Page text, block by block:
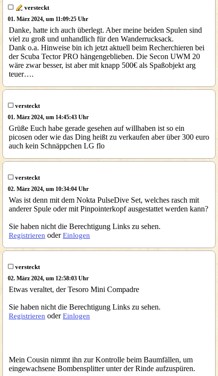
versteckt
01. März 2024, um 11:09:25 Uhr
Danke, hatte ich auch überlegt. Aber meine beiden Spulen sind
viel zu groß und unhandlich für den Wanderrucksack.
Dank o.a. Hinweise bin ich jetzt aktuell beim Recherchieren bei
der Scuba Tector PRO hängengeblieben. Die Secon UWM 20
wäre zwar besser, ist aber mit knapp 500€ als Spaßobjekt arg
teuer….
versteckt
01. März 2024, um 14:45:43 Uhr
Grüße Euch habe gerade gesehen auf willhaben ist so ein
picosen oder wie das Ding heißt zu verkaufen aber über 300 euro
auch kein Schnäppchen LG flo
versteckt
02. März 2024, um 10:34:04 Uhr
Was ist denn mit dem Nokta PulseDive Set, welches rasch mit
anderer Spule oder mit Pinpointerkopf ausgestattet werden kann?
Sie haben nicht die Berechtigung Links zu sehen.
Registrieren oderEinlogen
versteckt
02. März 2024, um 12:58:03 Uhr
Etwas veraltet, der Tesoro Mini Compadre
Sie haben nicht die Berechtigung Links zu sehen.
Registrieren oderEinlogen
Mein Cousin nimmt ihn zur Kontrolle beim Baumfällen, um
eingewachsene Bombensplitter unter der Rinde aufzuspüren.